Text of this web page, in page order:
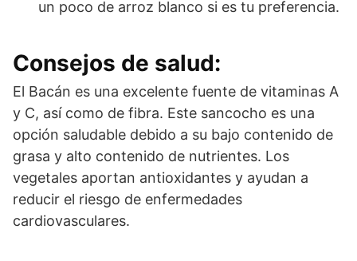
un poco de arroz blanco si es tu preferencia.
Consejos de salud:
El Bacán es una excelente fuente de vitaminas A
y C, así como de fibra. Este sancocho es una
opción saludable debido a su bajo contenido de
grasa y alto contenido de nutrientes. Los
vegetales aportan antioxidantes y ayudan a
reducir el riesgo de enfermedades
cardiovasculares.